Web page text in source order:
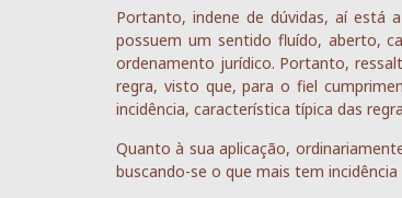
Portanto, indene de dúvidas, aí está
possuem um sentido fluído, aberto,
ordenamento jurídico. Portanto,
regra, visto que, para o fiel
incidência, característica típica das
Quanto à sua aplicação,
buscando-se o que mais tem